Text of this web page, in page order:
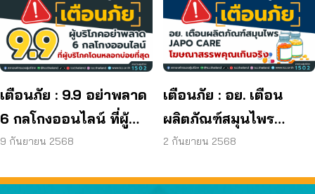
มาตรฐานกำหนด ใน
ผลิตภัณฑ์ย้อมผม
เตือนภัย : 9.9 อย่าพลาด
6 กลโกงออนไลน์ ที่ผู้
บริโภคโดนหลอกบ่อย
9 กันยายน 2568
เตือนภัย : อย. เตือน
ผลิตภัณฑ์สมุนไพร
JAPO CARE โฆษณา
2 กันยายน 2568